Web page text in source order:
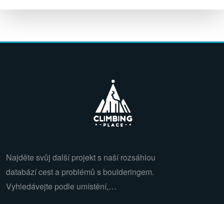
Najděte svůj další projekt s naší rozsáhlou
databází cest a problémů s boulderingem.
Vyhledávejte podle umístění,…